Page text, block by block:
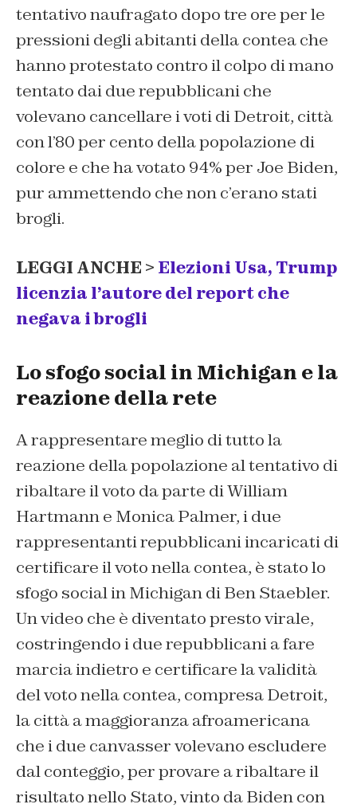
tentativo naufragato dopo tre ore per le
pressioni degli abitanti della contea che
hanno protestato contro il colpo di mano
tentato dai due repubblicani che
volevano cancellare i voti di Detroit, città
con l’80 per cento della popolazione di
colore e che ha votato 94% per Joe Biden,
pur ammettendo che non c’erano stati
brogli.
LEGGI ANCHE > Elezioni Usa, Trump
licenzia l’autore del report che
negava i brogli
Lo sfogo social in Michigan e la
reazione della rete
A rappresentare meglio di tutto la
reazione della popolazione al tentativo di
ribaltare il voto da parte di William
Hartmann e Monica Palmer, i due
rappresentanti repubblicani incaricati di
certificare il voto nella contea, è stato lo
sfogo social in Michigan di Ben Staebler.
Un video che è diventato presto virale,
costringendo i due repubblicani a fare
marcia indietro e certificare la validità
del voto nella contea, compresa Detroit,
la città a maggioranza afroamericana
che i due canvasser volevano escludere
dal conteggio, per provare a ribaltare il
risultato nello Stato, vinto da Biden con